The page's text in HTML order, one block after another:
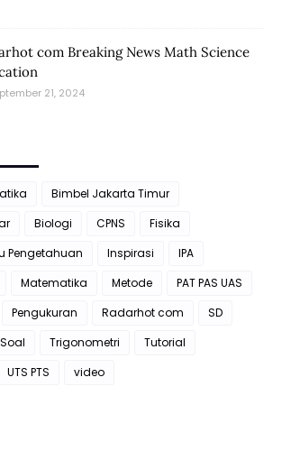
com Breaking News Math Science
21, 2024
Bimbel Jakarta Timur
Biologi CPNS
Fisika
Pengetahuan Inspirasi
IPA
Matematika Metode
PAT PAS UAS
Pengukuran Radarhot com
SD
Soal Trigonometri
Tutorial
UTS PTS video